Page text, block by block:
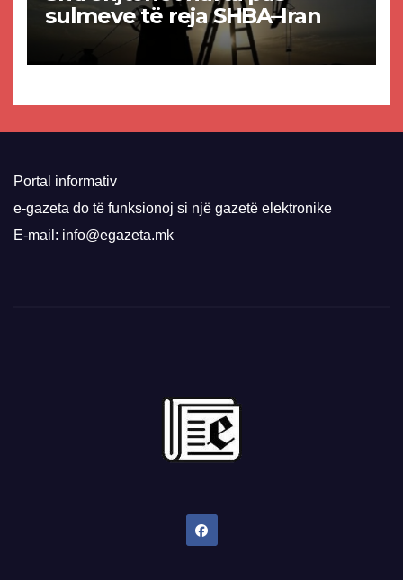
sulmeve të reja SHBA–Iran
Portal informativ
e-gazeta do të funksionoj si një gazetë elektronike
E-mail: info@egazeta.mk